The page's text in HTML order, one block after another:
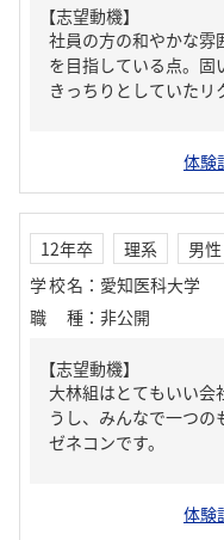
【志望動機】
社員の方の和やかな雰
を目指している点。固
きっちりとしていた
体験
12年卒 理系
男性
学校名 ： 愛知医科大学
職種 ： 非公開
【志望動機】
大林組はとてもいい会
うし、みんなで一つの
ゼネコンです。
体験